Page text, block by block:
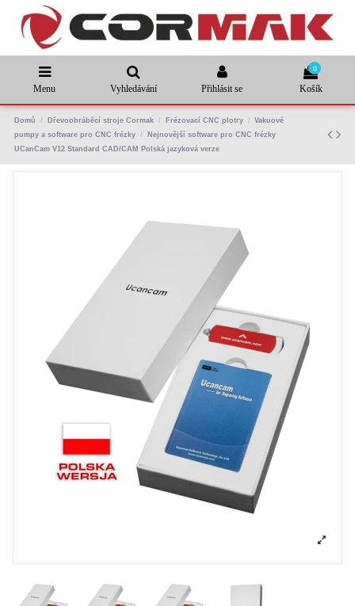
Menu Vyhledávání Přihlásit se
0
Košík
Domů Dřevoobráběcí stroje Cormak Frézovací CNC plotry
Vakuové
pumpy a software pro CNC frézky
Nejnovější software pro CNC frézky
UCanCam V12 Standard CAD/CAM Polská jazyková verze